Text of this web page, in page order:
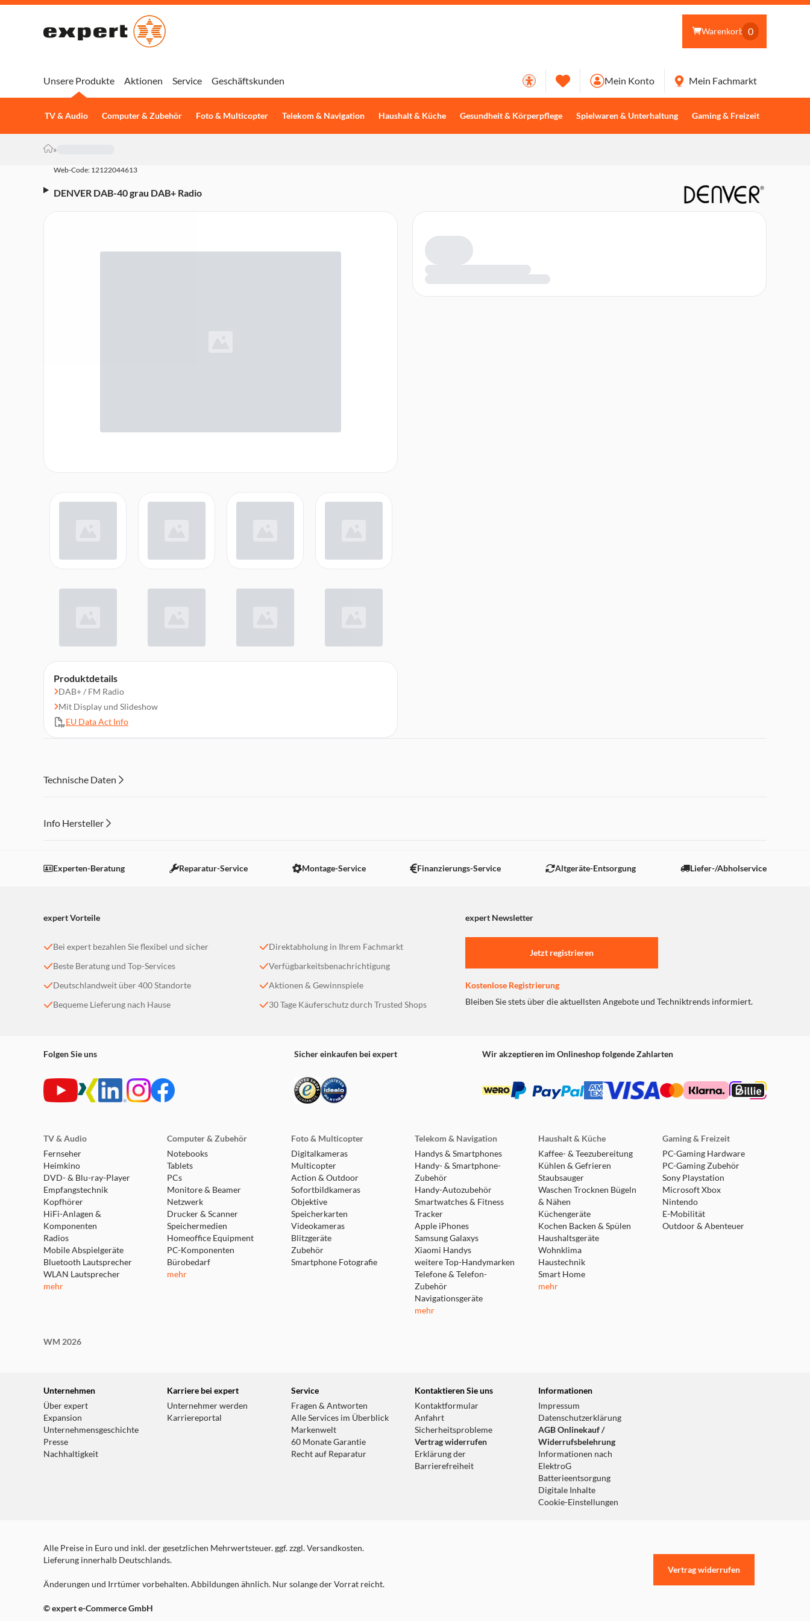
Warenkorb 0
Unsere Produkte
TV & Audio Computer & Zubehör Foto & Multicopter Telekom & Navigation Haushalt & Küche Gesundheit & Körperpflege Spielwaren & Unterhaltung Gaming & Freizeit
Aktionen Service Geschäftskunden Mein Konto Mein Fachmarkt
»
Web-Code: 12122044613
DENVER DAB-40 grau DAB+ Radio
Produktdetails
DAB+ / FM Radio
Mit Display und Slideshow
EU Data Act Info
Technische Daten
Info Hersteller
Einstellungen anpassen
Experten-Beratung Reparatur-Service Montage-Service Finanzierungs-Service Altgeräte-Entsorgung Liefer-/Abholservice
expert Vorteile expert Newsletter
Bei expert bezahlen Sie flexibel und sicher
Beste Beratung und Top-Services
Deutschlandweit über 400 Standorte
Bequeme Lieferung nach Hause
Direktabholung in Ihrem Fachmarkt
Verfügbarkeitsbenachrichtigung
Aktionen & Gewinnspiele
30 Tage Käuferschutz durch Trusted Shops
Jetzt registrieren
Kostenlose Registrierung
Bleiben Sie stets über die aktuellsten Angebote und Techniktrends informiert.
Folgen Sie uns Sicher einkaufen bei expert Wir akzeptieren im Onlineshop folgende Zahlarten
TV & Audio
Fernseher
Heimkino
DVD- & Blu-ray-Player
Empfangstechnik
Kopfhörer
HiFi-Anlagen &
Komponenten
Radios
Mobile Abspielgeräte
Bluetooth Lautsprecher
WLAN Lautsprecher
mehr
Computer & Zubehör
Notebooks
Tablets
PCs
Monitore & Beamer
Netzwerk
Drucker & Scanner
Speichermedien
Homeoffice Equipment
PC-Komponenten
Bürobedarf
mehr
Foto & Multicopter
Digitalkameras
Multicopter
Action & Outdoor
Sofortbildkameras
Objektive
Speicherkarten
Videokameras
Blitzgeräte
Zubehör
Smartphone Fotografie
Telekom & Navigation
Handys & Smartphones
Handy- & Smartphone-
Zubehör
Handy-Autozubehör
Smartwatches & Fitness
Tracker
Apple iPhones
Samsung Galaxys
Xiaomi Handys
weitere Top-Handymarken
Telefone & Telefon-
Zubehör
Navigationsgeräte
mehr
Haushalt & Küche
Kaffee- & Teezubereitung
Kühlen & Gefrieren
Staubsauger
Waschen Trocknen Bügeln
& Nähen
Küchengeräte
Kochen Backen & Spülen
Haushaltsgeräte
Wohnklima
Haustechnik
Smart Home
mehr
Gaming & Freizeit
PC-Gaming Hardware
PC-Gaming Zubehör
Sony Playstation
Microsoft Xbox
Nintendo
E-Mobilität
Outdoor & Abenteuer
WM 2026
Unternehmen
Über expert
Expansion
Unternehmensgeschichte
Presse
Nachhaltigkeit
Karriere bei expert
Unternehmer werden
Karriereportal
Service
Fragen & Antworten
Alle Services im Überblick
Markenwelt
60 Monate Garantie
Recht auf Reparatur
Kontaktieren Sie uns
Kontaktformular
Anfahrt
Sicherheitsprobleme
Vertrag widerrufen
Erklärung der
Barrierefreiheit
Informationen
Impressum
Datenschutzerklärung
AGB Onlinekauf /
Widerrufsbelehrung
Informationen nach
ElektroG
Batterieentsorgung
Digitale Inhalte
Cookie-Einstellungen
Alle Preise in Euro und inkl. der gesetzlichen Mehrwertsteuer. ggf. zzgl. Versandkosten.
Lieferung innerhalb Deutschlands.
Änderungen und Irrtümer vorbehalten. Abbildungen ähnlich. Nur solange der Vorrat reicht.
© expert e-Commerce GmbH
Vertrag widerrufen